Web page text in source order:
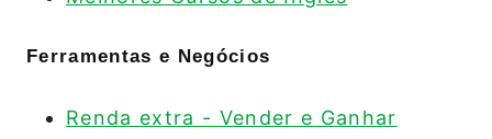
Ferramentas e Negócios
Renda extra - Vender e Ganhar